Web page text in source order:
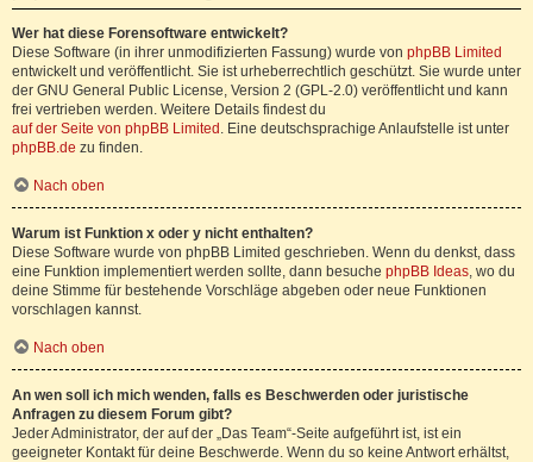
Wer hat diese Forensoftware entwickelt?
Diese Software (in ihrer unmodifizierten Fassung) wurde von phpBB Limited
entwickelt und veröffentlicht. Sie ist urheberrechtlich geschützt. Sie wurde unter
der GNU General Public License, Version 2 (GPL-2.0) veröffentlicht und kann
frei vertrieben werden. Weitere Details findest du
auf der Seite von phpBB Limited . Eine deutschsprachige Anlaufstelle ist unter
phpBB.de zu finden.
Nach oben
Warum ist Funktion x oder y nicht enthalten?
Diese Software wurde von phpBB Limited geschrieben. Wenn du denkst, dass
eine Funktion implementiert werden sollte, dann besuche phpBB Ideas, wo du
deine Stimme für bestehende Vorschläge abgeben oder neue Funktionen
vorschlagen kannst.
Nach oben
An wen soll ich mich wenden, falls es Beschwerden oder juristische
Anfragen zu diesem Forum gibt?
Jeder Administrator, der auf der „Das Team“-Seite aufgeführt ist, ist ein
geeigneter Kontakt für deine Beschwerde. Wenn du so keine Antwort erhältst,